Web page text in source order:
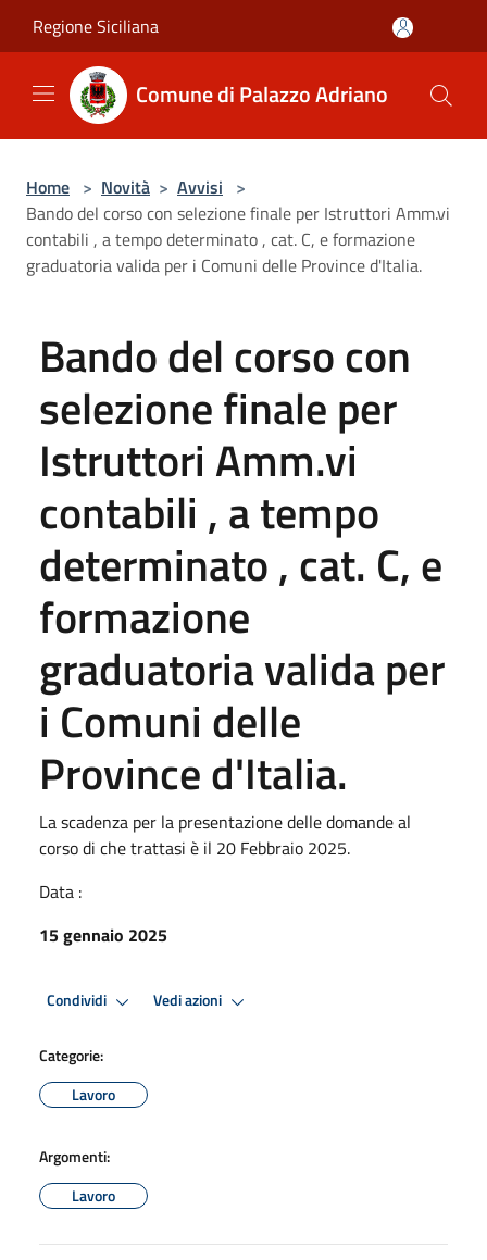
Regione Siciliana
Comune di Palazzo Adriano
Home > Novità > Avvisi >
Bando del corso con selezione finale per Istruttori Amm.vi
contabili , a tempo determinato , cat. C, e formazione
graduatoria valida per i Comuni delle Province d'Italia.
Bando del corso con
selezione finale per
Istruttori Amm.vi
contabili , a tempo
determinato , cat. C, e
formazione
graduatoria valida per
i Comuni delle
Province d'Italia.
La scadenza per la presentazione delle domande al
corso di che trattasi è il 20 Febbraio 2025.
Data :
15 gennaio 2025
Condividi Vedi azioni
Categorie:
Lavoro
Argomenti:
Lavoro